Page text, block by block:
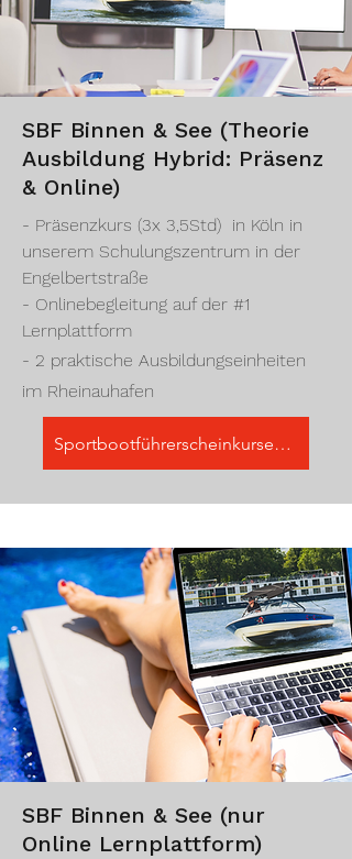
SBF Binnen & See (Theorie
Ausbildung Hybrid: Präsenz
& Online)
- Präsenzkurs (3x 3,5Std) in Köln in
unserem Schulungszentrum in der
Engelbertstraße
- Onlinebegleitung auf der #1
Lernplattform
- 2 praktische Ausbildungseinheiten
im Rheinauhafen
Sportbootführerscheinkurse (Präsenz/Online/Praxis)
SBF Binnen & See (nur
Online Lernplattform)